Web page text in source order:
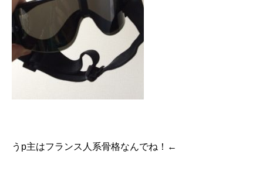
うp主はフランス人系骨格なんでね！←